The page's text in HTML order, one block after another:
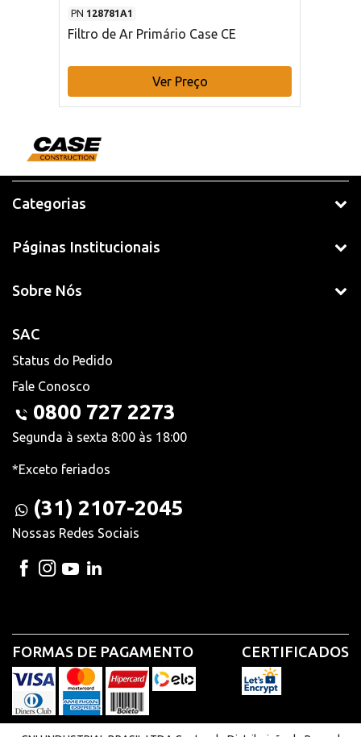
PN 128781A1
Filtro de Ar Primário Case CE
Ver Preço
Categorias
Páginas Institucionais
Sobre Nós
SAC
Status do Pedido
Fale Conosco
0800 727 2273
Segunda à sexta 8:00 às 18:00
*Exceto feriados
(31) 2107-2045
Nossas Redes Sociais
FORMAS DE PAGAMENTO CERTIFICADOS